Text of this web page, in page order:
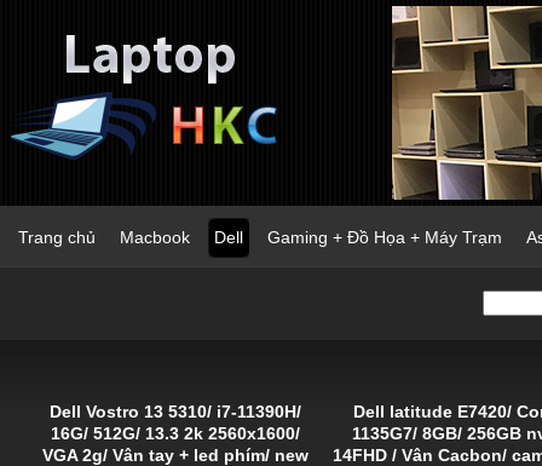
Trang chủ Macbook Dell Gaming + Đồ Họa + Máy Trạm
Dell Vostro 13 5310/ i7-11390H/
16G/ 512G/ 13.3 2k 2560x1600/
VGA 2g/ Vân tay + led phím/ new
Dell latitude E7420/
1135G7/ 8GB/ 256GB
14FHD / Vân Cacbon/